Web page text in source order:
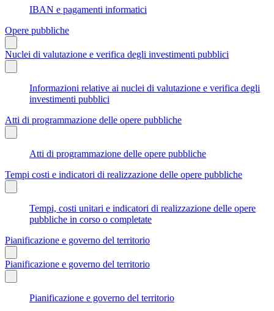
IBAN e pagamenti informatici
Opere pubbliche
Nuclei di valutazione e verifica degli investimenti pubblici
Informazioni relative ai nuclei di valutazione e verifica degli
investimenti pubblici
Atti di programmazione delle opere pubbliche
Atti di programmazione delle opere pubbliche
Tempi costi e indicatori di realizzazione delle opere pubbliche
Tempi, costi unitari e indicatori di realizzazione delle opere
pubbliche in corso o completate
Pianificazione e governo del territorio
Pianificazione e governo del territorio
Pianificazione e governo del territorio